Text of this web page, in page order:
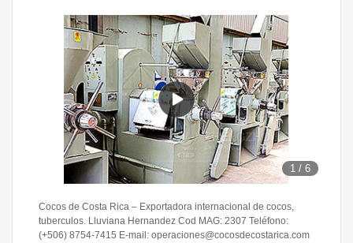
1 /6
Cocos de Costa Rica – Exportadora internacional de cocos,
tuberculos. Lluviana Hernandez Cod MAG: 2307 Teléfono:
(+506) 8754-7415 E-mail: operaciones@cocosdecostarica.com